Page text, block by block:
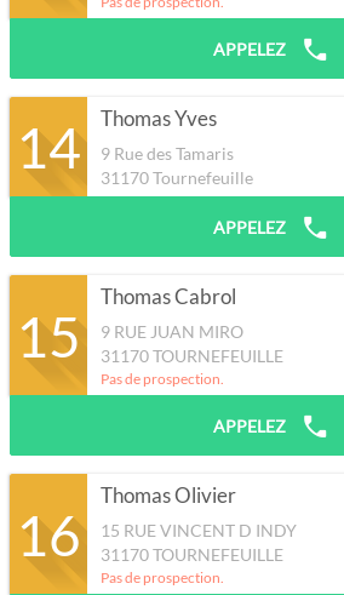
APPELEZ
14 Thomas Yves
9 Rue des Tamaris
31170Tournefeuille
APPELEZ
15
Thomas Cabrol
9 RUE JUAN MIRO
31170TOURNEFEUILLE
Pas de prospection.
APPELEZ
16
Thomas Olivier
15 RUE VINCENT D INDY
31170TOURNEFEUILLE
Pas de prospection.